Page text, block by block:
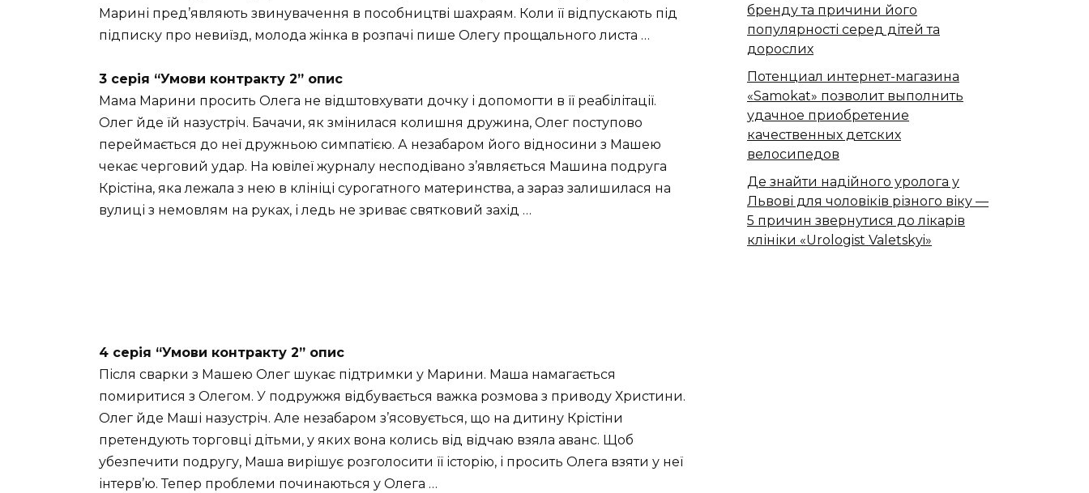
Марині пред’являють звинувачення в пособництві шахраям. Коли її відпускають під
підписку про невиїзд, молода жінка в розпачі пише Олегу прощального листа …
3 серія “Умови контракту 2” опис
Мама Марини просить Олега не відштовхувати дочку і допомогти в її реабілітації.
Олег йде їй назустріч. Бачачи, як змінилася колишня дружина, Олег поступово
переймається до неї дружньою симпатією. А незабаром його відносини з Машею
чекає черговий удар. На ювілеї журналу несподівано з’являється Машина подруга
Крістіна, яка лежала з нею в клініці сурогатного материнства, а зараз залишилася на
вулиці з немовлям на руках, і ледь не зриває святковий захід …
4 серія “Умови контракту 2” опис
Після сварки з Машею Олег шукає підтримки у Марини. Маша намагається
помиритися з Олегом. У подружжя відбувається важка розмова з приводу Христини.
Олег йде Маші назустріч. Але незабаром з’ясовується, що на дитину Крістіни
претендують торговці дітьми, у яких вона колись від відчаю взяла аванс. Щоб
убезпечити подругу, Маша вирішує розголосити її історію, і просить Олега взяти у неї
інтерв’ю. Тепер проблеми починаються у Олега …
бренду та причини його
популярності серед дітей та
дорослих
Потенциал интернет-магазина
«Samokat» позволит выполнить
удачное приобретение
качественных детских
велосипедов
Де знайти надійного уролога у
Львові для чоловіків різного віку —
5 причин звернутися до лікарів
клініки «Urologist Valetskyi»